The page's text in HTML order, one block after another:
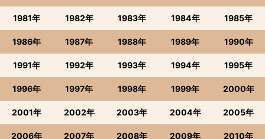
1981年 1982年 1983年 1984年 1985年
1986年 1987年 1988年 1989年 1990年
1991年 1992年 1993年 1994年 1995年
1996年 1997年 1998年 1999年 2000年
2001年 2002年 2003年 2004年 2005年
2006年 2007年 2008年 2009年 2010年